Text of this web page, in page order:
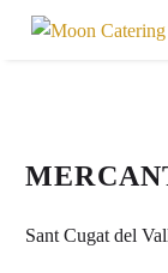
Sant Cugat del